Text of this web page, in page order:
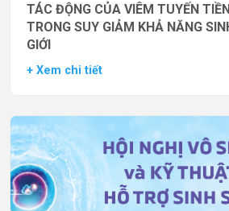
TÁC ĐỘNG CỦA VIÊM TUYẾN
TRONG SUY GIẢM KHẢ NĂNG
GIỚI
+ Xem chi tiết